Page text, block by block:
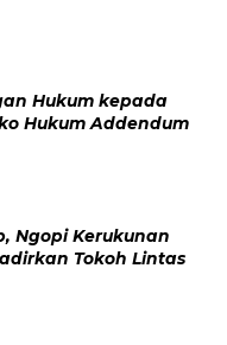
Hukum kepada
Hukum Addendum
Ngopi Kerukunan
Tokoh Lintas